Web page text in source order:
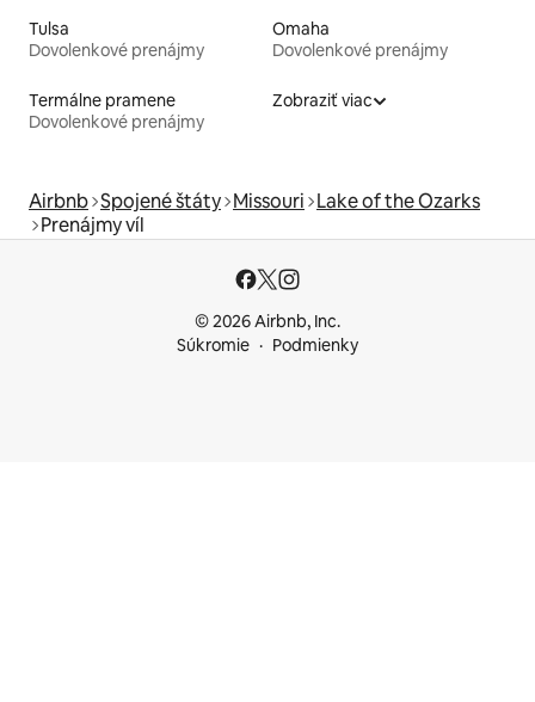
Tulsa
Dovolenkové prenájmy
Omaha
Dovolenkové prenájmy
Termálne pramene
Dovolenkové prenájmy
Zobraziť viac
Airbnb Spojené štáty Missouri Lake of the Ozarks
Prenájmy víl
© 2026 Airbnb, Inc.
Súkromie
Podmienky